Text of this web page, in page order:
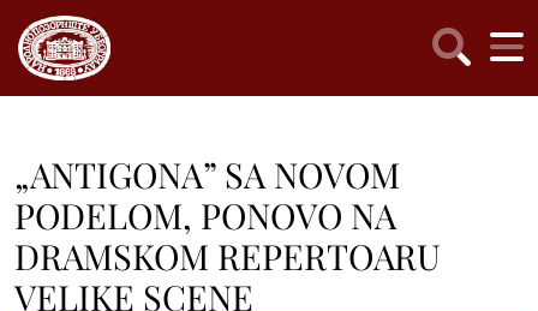
„ANTIGONA” SA NOVOM
PODELOM, PONOVO NA
DRAMSKOM REPERTOARU
VELIKE SCENE